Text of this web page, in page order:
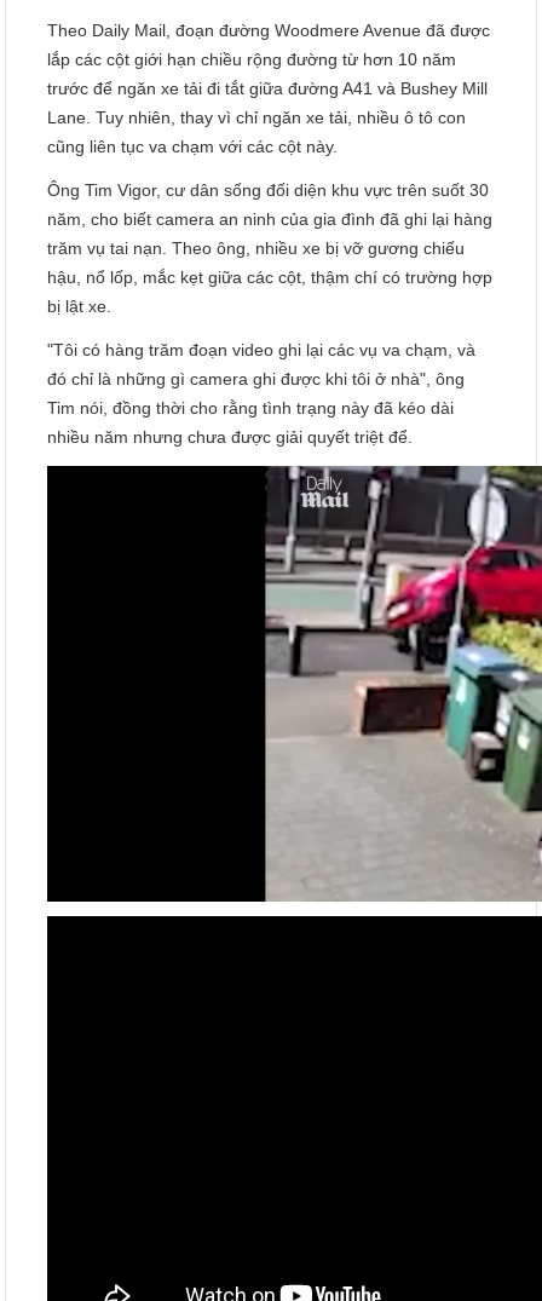
Theo Daily Mail, đoạn đường Woodmere Avenue đã được
lắp các cột giới hạn chiều rộng đường từ hơn 10 năm
trước để ngăn xe tải đi tắt giữa đường A41 và Bushey Mill
Lane. Tuy nhiên, thay vì chỉ ngăn xe tải, nhiều ô tô con
cũng liên tục va chạm với các cột này.
Ông Tim Vigor, cư dân sống đối diện khu vực trên suốt 30
năm, cho biết camera an ninh của gia đình đã ghi lại hàng
trăm vụ tai nạn. Theo ông, nhiều xe bị vỡ gương chiếu
hậu, nổ lốp, mắc kẹt giữa các cột, thậm chí có trường hợp
bị lật xe.
"Tôi có hàng trăm đoạn video ghi lại các vụ va chạm, và
đó chỉ là những gì camera ghi được khi tôi ở nhà", ông
Tim nói, đồng thời cho rằng tình trạng này đã kéo dài
nhiều năm nhưng chưa được giải quyết triệt để.